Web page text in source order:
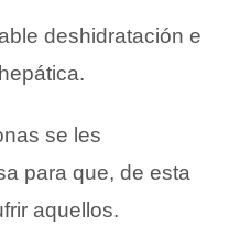
deshidratación e
se les
para que, de esta
aquellos.